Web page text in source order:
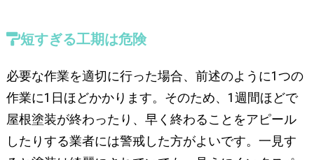
短すぎる工期は危険
必要な作業を適切に行った場合、前述のように1つの
作業に1日ほどかかります。そのため、1週間ほどで
屋根塗装が終わったり、早く終わることをアピール
したりする業者には警戒した方がよいです。一見す